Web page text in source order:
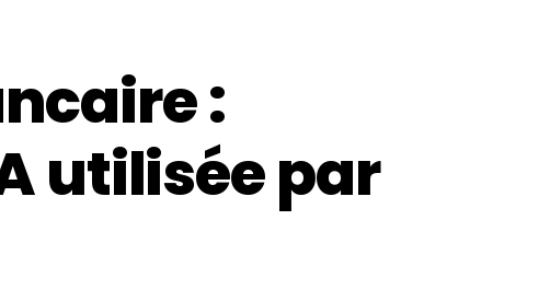
:
utilisée par